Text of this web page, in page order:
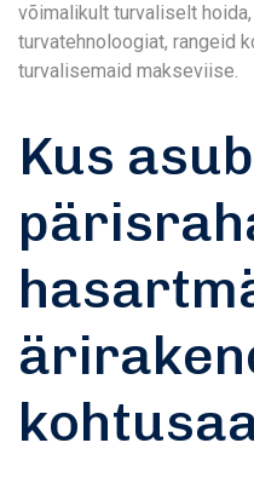
võimalikult turvaliselt
turvatehnoloogiat, rangeid
turvalisemaid makseviise.
Kus